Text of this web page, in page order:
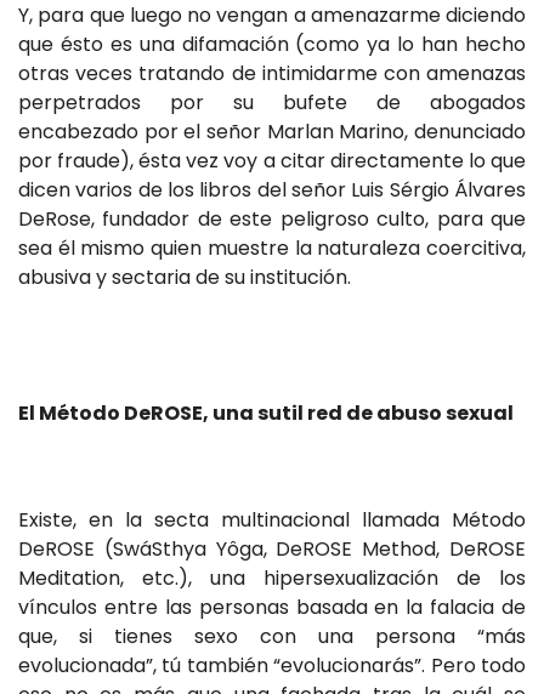
Y, para que luego no vengan a amenazarme diciendo
que ésto es una difamación (como ya lo han hecho
otras veces tratando de intimidarme con amenazas
perpetrados por su bufete de abogados
encabezado por el señor Marlan Marino, denunciado
por fraude), ésta vez voy a citar directamente lo que
dicen varios de los libros del señor Luis Sérgio Álvares
DeRose, fundador de este peligroso culto, para que
sea él mismo quien muestre la naturaleza coercitiva,
abusiva y sectaria de su institución.
El Método DeROSE, una sutil red de abuso sexual
Existe, en la secta multinacional llamada Método
DeROSE (SwáSthya Yôga, DeROSE Method, DeROSE
Meditation, etc.), una hipersexualización de los
vínculos entre las personas basada en la falacia de
que, si tienes sexo con una persona “más
evolucionada”, tú también “evolucionarás”. Pero todo